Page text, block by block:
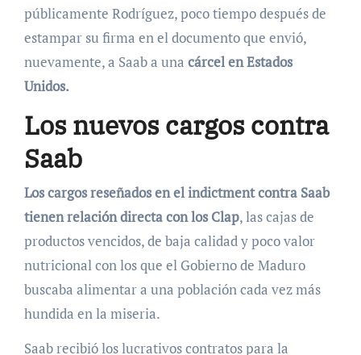
públicamente Rodríguez, poco tiempo después de
estampar su firma en el documento que envió,
nuevamente, a Saab a una cárcel en Estados
Unidos.
Los nuevos cargos contra
Saab
Los cargos reseñados en el indictment contra Saab
tienen relación directa con los Clap, las cajas de
productos vencidos, de baja calidad y poco valor
nutricional con los que el Gobierno de Maduro
buscaba alimentar a una población cada vez más
hundida en la miseria.
Saab recibió los lucrativos contratos para la